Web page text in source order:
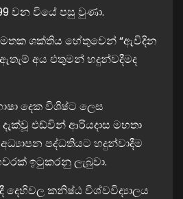
වන වියේ පසු වුණා.
ශක්තිය හේතුවෙන් “ඇවිදින
අය එතුමන් හදුන්වදීමද
දෙක විශිෂ්ට ලෙස
එඩ්වින් ආරියදාස මහතා
පද්ධතියට හදුන්වාදීම
ඉටුකරනු ලැබුවා.
දෙහිවල කනිෂ්ඨ විශ්වවිද්‍යාලය